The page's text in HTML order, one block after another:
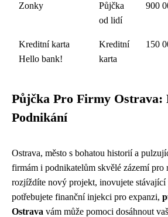
Zonky
Půjčka
od lidí
900
Kreditní karta
Hello bank!
Kreditní
karta
150
Půjčka Pro Firmy Ostrava:
Podnikání
Ostrava, město s bohatou historií a
firmám i podnikatelům skvělé zázemí
rozjíždíte nový projekt, inovujete
potřebujete finanční injekci pro expanzi,
Ostrava vám může pomoci dosáhnout